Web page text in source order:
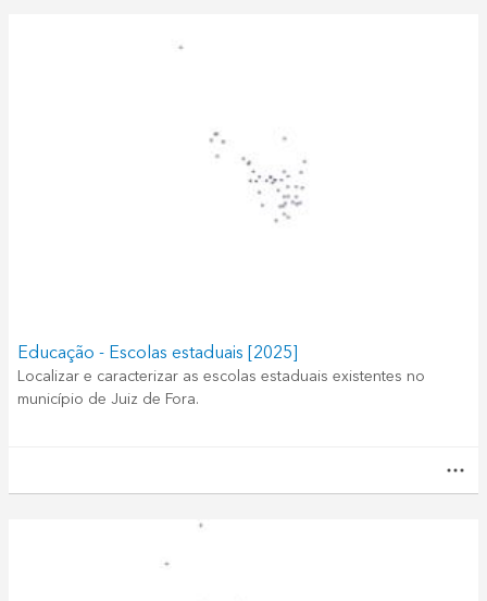
Educação - Escolas estaduais [2025]
Localizar e caracterizar as escolas estaduais existentes no
município de Juiz de Fora.